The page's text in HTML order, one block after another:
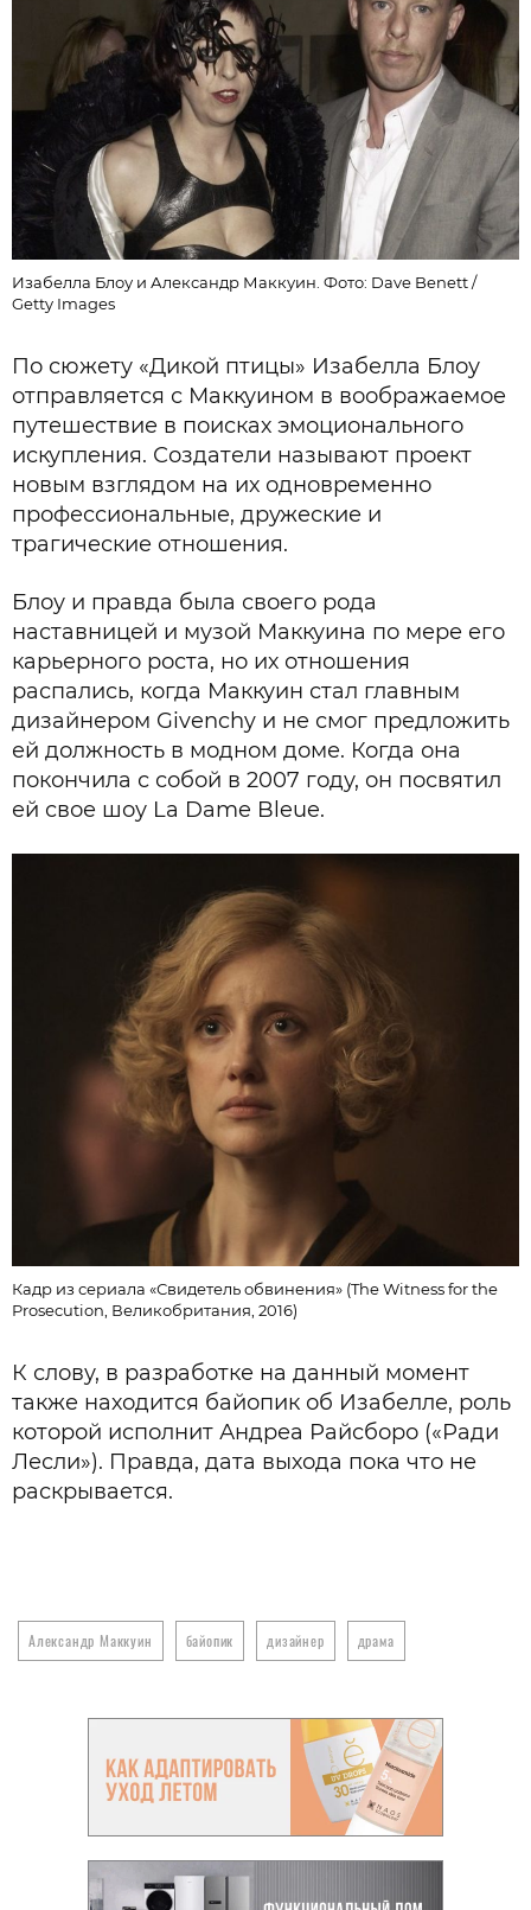
Изабелла Блоу и Александр Маккуин. Фото: Dave Benett /
Getty Images
По сюжету «Дикой птицы» Изабелла Блоу
отправляется с Маккуином в воображаемое
путешествие в поисках эмоционального
искупления. Создатели называют проект
новым взглядом на их одновременно
профессиональные, дружеские и
трагические отношения.
Блоу и правда была своего рода
наставницей и музой Маккуина по мере его
карьерного роста, но их отношения
распались, когда Маккуин стал главным
дизайнером Givenchy и не смог предложить
ей должность в модном доме. Когда она
покончила с собой в 2007 году, он посвятил
ей свое шоу La Dame Bleue.
Кадр из сериала «Свидетель обвинения» (The Witness for the
Prosecution, Великобритания, 2016)
К слову, в разработке на данный момент
также находится байопик об Изабелле, роль
которой исполнит Андреа Райсборо («Ради
Лесли»). Правда, дата выхода пока что не
раскрывается.
Александр Маккуин байопик дизайнер драма